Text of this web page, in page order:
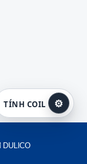
DULICO
TÍNH COIL ⚙